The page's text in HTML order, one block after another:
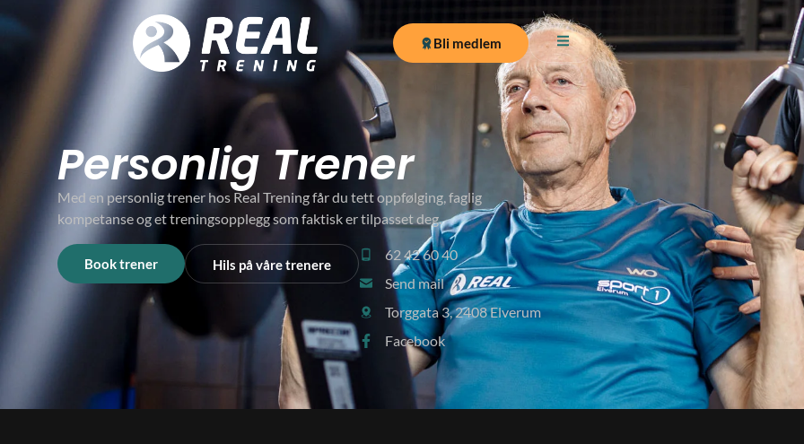
Bli medlem
Personlig Trener
Med en personlig trener hos Real Trening får du tett oppfølging, faglig
kompetanse og et treningsopplegg som faktisk er tilpasset deg.
Book trener Hils på våre trenere
62 42 60 40
Send mail
Torggata 3, 2408 Elverum
Facebook